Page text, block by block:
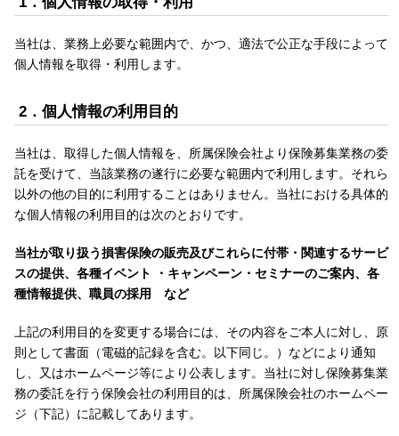
当社は、業務上必要な範囲内で、かつ、適法で公正な手段によって
個人情報を取得・利用します。
2．個人情報の利用目的
当社は、取得した個人情報を、所属保険会社より保険募集業務の委
託を受けて、当該業務の遂行に必要な範囲内で利用します。それら
以外の他の目的に利用することはありません。当社における具体的
な個人情報の利用目的は次のとおりです。
当社が取り扱う損害保険の販売及びこれらに付帯・関連するサービ
スの提供、各種イベント ・キャンペーン・セミナーのご案内、各
種情報提供、職員の採用 など
上記の利用目的を変更する場合には、その内容をご本人に対し、原
則として書面（電磁的記録を含む。以下同じ。）などにより通知
し、又はホームページ等により公表します。当社に対し保険募集業
務の委託を行う保険会社の利用目的は、所属保険会社のホームペー
ジ（下記）に記載してあります。